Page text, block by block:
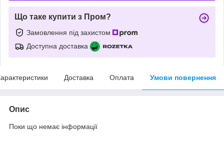
Що таке купити з Пром?
Замовлення під захистом
Доступна доставка
Доставка Оплата Умови повернення
Опис
Поки що немає інформації